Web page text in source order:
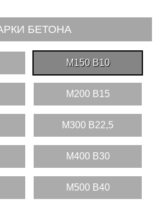
БЕТОНА
M150 B10
M200 B15
М300 В22,5
M400 B30
M500 B40